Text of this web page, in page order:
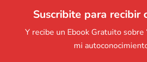
Suscribite para recibir
Y recibe un Ebook Gratuito sobre
mi